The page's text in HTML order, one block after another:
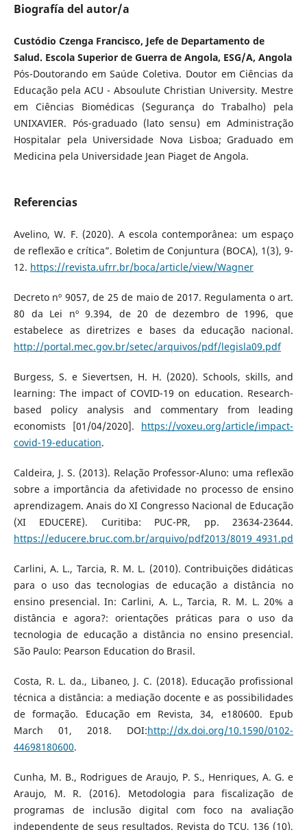
Biografía del autor/a
Custódio Czenga Francisco, Jefe de Departamento de
Salud. Escola Superior de Guerra de Angola, ESG/A, Angola
Pós-Doutorando em Saúde Coletiva. Doutor em Ciências da
Educação pela ACU - Absoulute Christian University. Mestre
em Ciências Biomédicas (Segurança do Trabalho) pela
UNIXAVIER. Pós-graduado (lato sensu) em Administração
Hospitalar pela Universidade Nova Lisboa; Graduado em
Medicina pela Universidade Jean Piaget de Angola.
Referencias
Avelino, W. F. (2020). A escola contemporânea: um espaço
de reflexão e crítica”. Boletim de Conjuntura (BOCA), 1(3), 9-
12. https://revista.ufrr.br/boca/article/view/Wagner
Decreto nº 9057, de 25 de maio de 2017. Regulamenta o art.
80 da Lei nº 9.394, de 20 de dezembro de 1996, que
estabelece as diretrizes e bases da educação nacional.
http://portal.mec.gov.br/setec/arquivos/pdf/legisla09.pdf
Burgess, S. e Sievertsen, H. H. (2020). Schools, skills, and
learning: The impact of COVID-19 on education. Research-
based policy analysis and commentary from leading
economists [01/04/2020]. https://voxeu.org/article/impact-
covid-19-education.
Caldeira, J. S. (2013). Relação Professor-Aluno: uma reflexão
sobre a importância da afetividade no processo de ensino
aprendizagem. Anais do XI Congresso Nacional de Educação
(XI EDUCERE). Curitiba: PUC-PR, pp. 23634-23644.
https://educere.bruc.com.br/arquivo/pdf2013/8019_4931.pdf
Carlini, A. L., Tarcia, R. M. L. (2010). Contribuições didáticas
para o uso das tecnologias de educação a distância no
ensino presencial. In: Carlini, A. L., Tarcia, R. M. L. 20% a
distância e agora?: orientações práticas para o uso da
tecnologia de educação a distância no ensino presencial.
São Paulo: Pearson Education do Brasil.
Costa, R. L. da., Libaneo, J. C. (2018). Educação profissional
técnica a distância: a mediação docente e as possibilidades
de formação. Educação em Revista, 34, e180600. Epub
March 01, 2018. DOI:http://dx.doi.org/10.1590/0102-
44698180600.
Cunha, M. B., Rodrigues de Araujo, P. S., Henriques, A. G. e
Araujo, M. R. (2016). Metodologia para fiscalização de
programas de inclusão digital com foco na avaliação
independente de seus resultados. Revista do TCU, 136 (10),